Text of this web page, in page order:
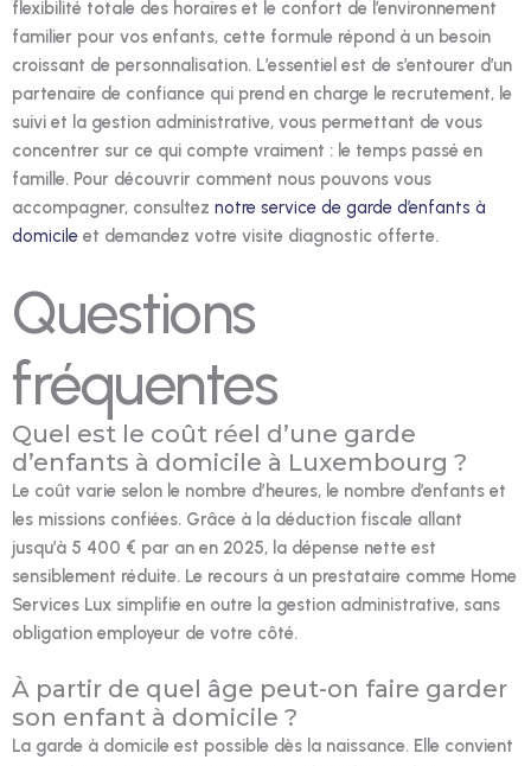
flexibilité totale des horaires et le confort de l’environnement
familier pour vos enfants, cette formule répond à un besoin
croissant de personnalisation. L’essentiel est de s’entourer d’un
partenaire de confiance qui prend en charge le recrutement, le
suivi et la gestion administrative, vous permettant de vous
concentrer sur ce qui compte vraiment : le temps passé en
famille. Pour découvrir comment nous pouvons vous
accompagner, consultez notre service de garde d’enfants à
domicile et demandez votre visite diagnostic offerte.
Questions
fréquentes
Quel est le coût réel d’une garde
d’enfants à domicile à Luxembourg ?
Le coût varie selon le nombre d’heures, le nombre d’enfants et
les missions confiées. Grâce à la déduction fiscale allant
jusqu’à 5 400 € par an en 2025, la dépense nette est
sensiblement réduite. Le recours à un prestataire comme Home
Services Lux simplifie en outre la gestion administrative, sans
obligation employeur de votre côté.
À partir de quel âge peut-on faire garder
son enfant à domicile ?
La garde à domicile est possible dès la naissance. Elle convient